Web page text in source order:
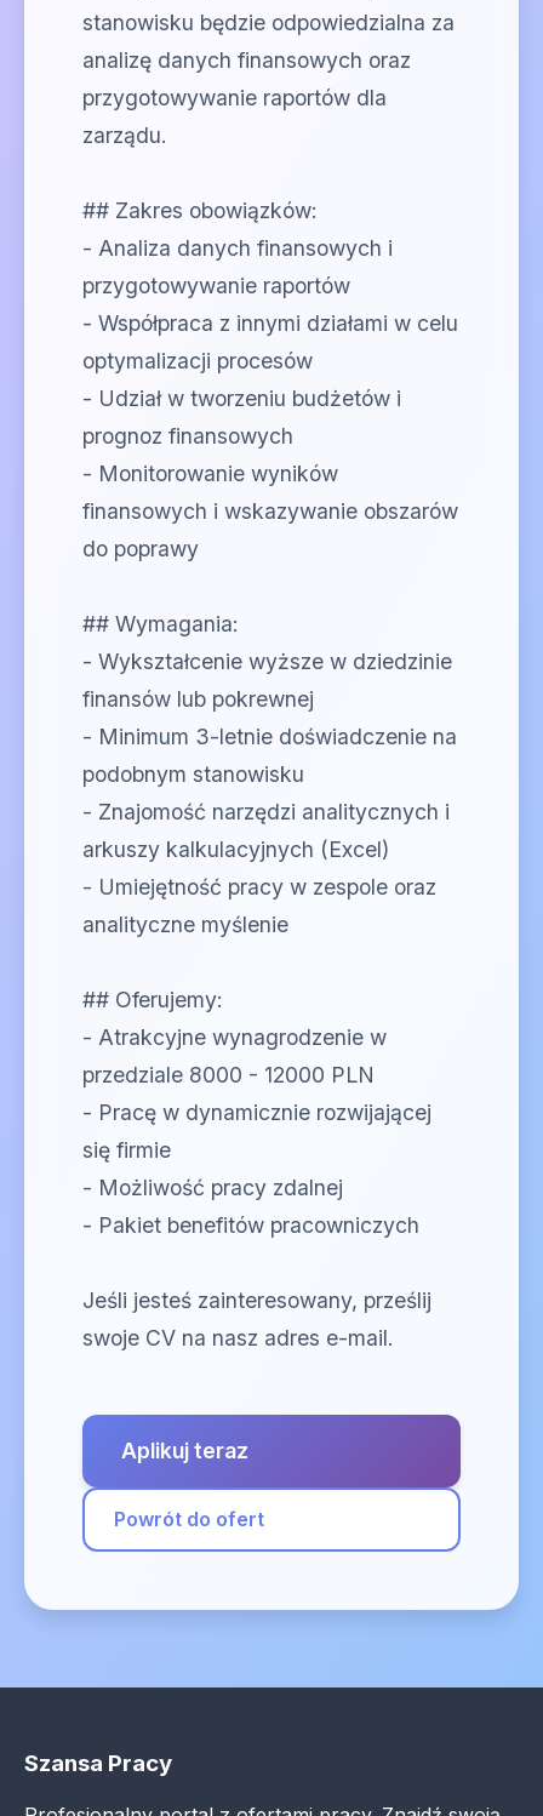
stanowisku będzie odpowiedzialna za
analizę danych finansowych oraz
przygotowywanie raportów dla
zarządu.
## Zakres obowiązków:
- Analiza danych finansowych i
przygotowywanie raportów
- Współpraca z innymi działami w celu
optymalizacji procesów
- Udział w tworzeniu budżetów i
prognoz finansowych
- Monitorowanie wyników
finansowych i wskazywanie obszarów
do poprawy
## Wymagania:
- Wykształcenie wyższe w dziedzinie
finansów lub pokrewnej
- Minimum 3-letnie doświadczenie na
podobnym stanowisku
- Znajomość narzędzi analitycznych i
arkuszy kalkulacyjnych (Excel)
- Umiejętność pracy w zespole oraz
analityczne myślenie
## Oferujemy:
- Atrakcyjne wynagrodzenie w
przedziale 8000 - 12000 PLN
- Pracę w dynamicznie rozwijającej
się firmie
- Możliwość pracy zdalnej
- Pakiet benefitów pracowniczych
Jeśli jesteś zainteresowany, prześlij
swoje CV na nasz adres e-mail.
Aplikuj teraz
Powrót do ofert
Szansa Pracy